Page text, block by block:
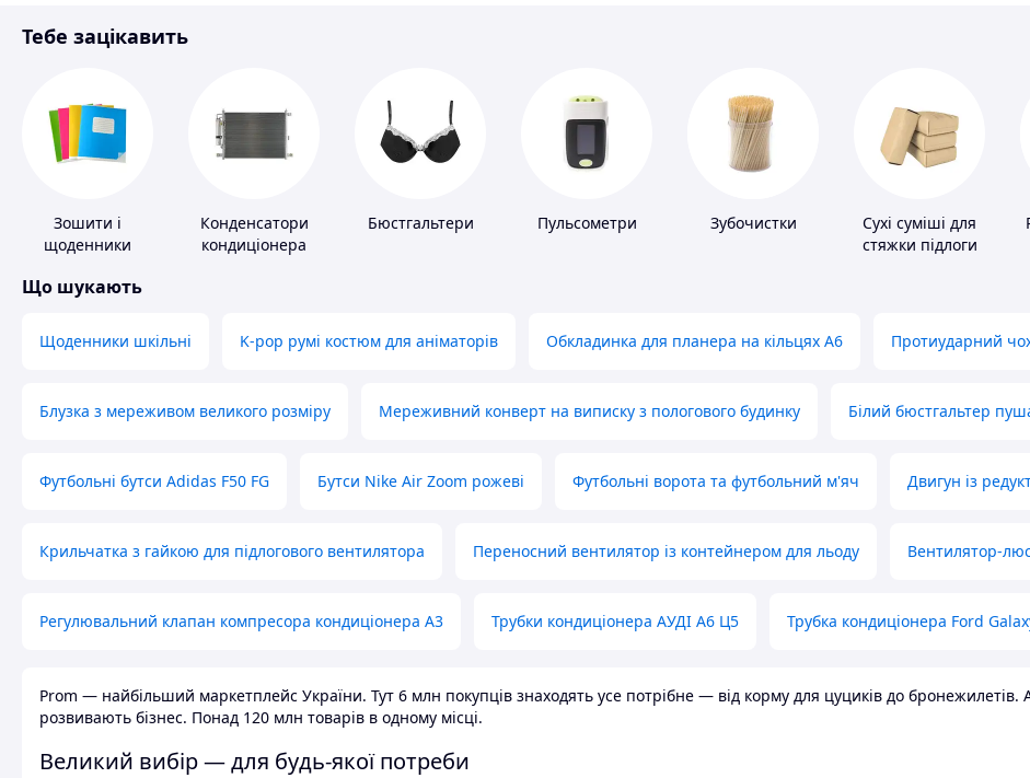
Спорт і відпочинок
Тебе зацікавить
Зошити і
щоденники
Конденсатори
кондиціонера
Бюстгальтери Пульсометри Зубочистки
Сухі суміші для
стяжки підлоги
Що шукають
Щоденники шкільні K-pop румі костюм для аніматорів Обкладинка для планера на кільцях А6 Протиударний
Блузка з мереживом великого розміру Мереживний конверт на виписку з пологового будинку Білий бюстгальтер
Футбольні бутси Adidas F50 FG Бутси Nike Air Zoom рожеві Футбольні ворота та футбольний м'яч Двигун із
Крильчатка з гайкою для підлогового вентилятора Переносний вентилятор із контейнером для льоду Вентилятор-
Регулювальний клапан компресора кондиціонера А3 Трубки кондиціонера АУДІ А6 Ц5 Трубка кондиціонера Ford
Prom — найбільший маркетплейс України. Тут 6 млн покупців знаходять усе потрібне — від корму для цуциків до бронежилетів.
розвивають бізнес. Понад 120 млн товарів в одному місці.
Великий вибір — для будь-якої потреби